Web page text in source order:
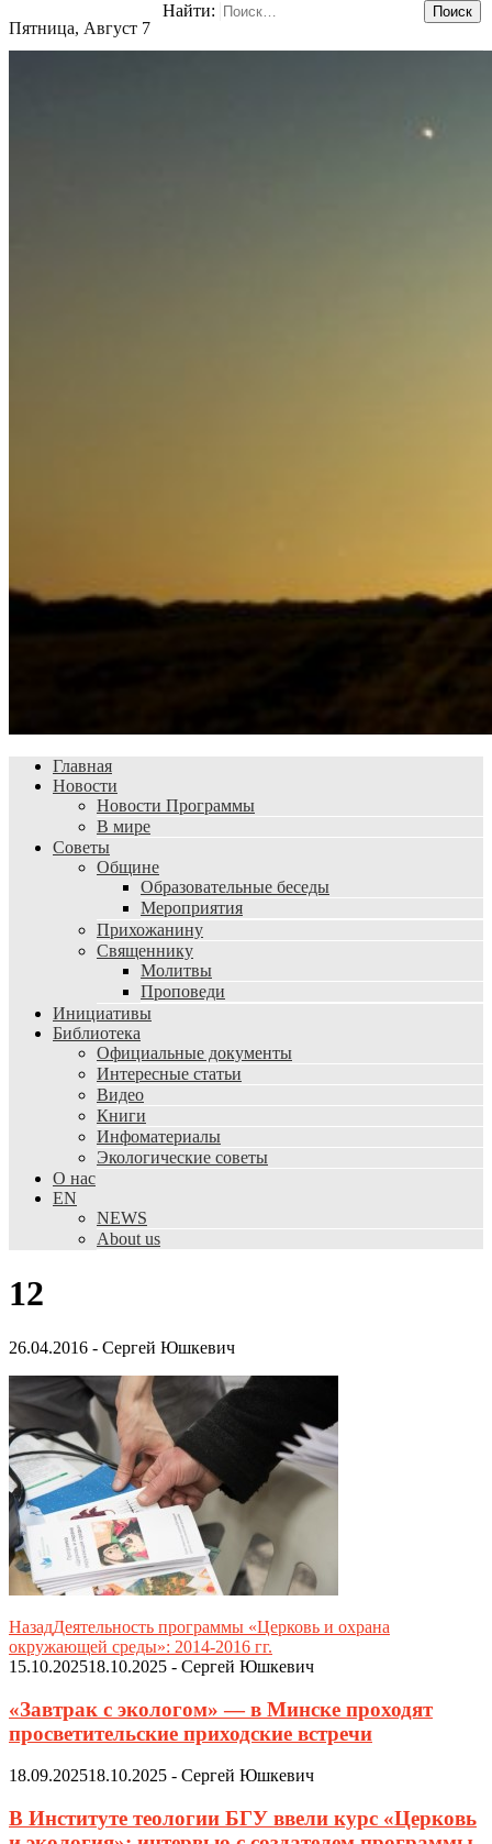
Пятница, Август 7
Найти:
Главная
Новости
Новости Программы
В мире
Советы
Общине
Образовательные беседы
Мероприятия
Прихожанину
Священнику
Молитвы
Проповеди
Инициативы
Библиотека
Официальные документы
Интересные статьи
Видео
Книги
Инфоматериалы
Экологические советы
О нас
EN
NEWS
About us
12
26.04.2016 - Сергей Юшкевич
НазадДеятельность программы «Церковь и охрана
окружающей среды»: 2014-2016 гг.
15.10.202518.10.2025 - Сергей Юшкевич
«Завтрак с экологом» — в Минске проходят
просветительские приходские встречи
18.09.202518.10.2025 - Сергей Юшкевич
В Институте теологии БГУ ввели курс «Церковь